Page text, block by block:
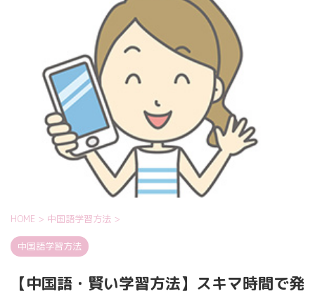
HOME > 中国語学習方法 >
中国語学習方法
【中国語・賢い学習方法】スキマ時間で発